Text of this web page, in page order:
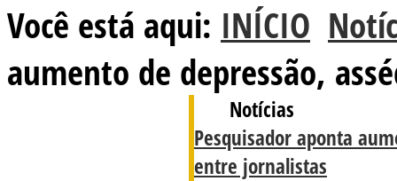
Você está aqui: INÍCIO
aumento de depressão,
Notícias
Pesquisador aponta
entre jornalistas